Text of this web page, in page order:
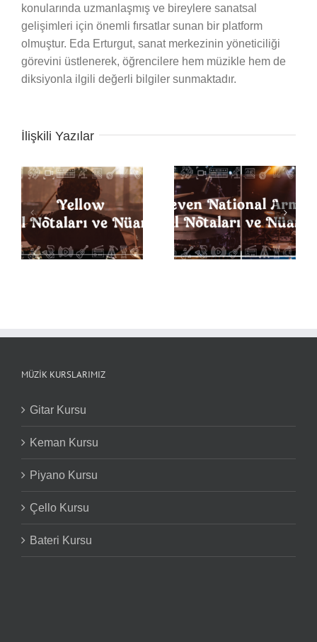
konularında uzmanlaşmış ve bireylere sanatsal
gelişimleri için önemli fırsatlar sunan bir platform
olmuştur. Eda Erturgut, sanat merkezinin yöneticiliği
görevini üstlenerek, öğrencilere hem müzikle hem de
diksiyonla ilgili değerli bilgiler sunmaktadır.
İlişkili Yazılar
Seven Nation Army
Davul Notaları ve
Nüansları
Back in Black Davul
Notaları ve Nüansları
MÜZIK KURSLARIMIZ
Gitar Kursu
Keman Kursu
Piyano Kursu
Çello Kursu
Bateri Kursu